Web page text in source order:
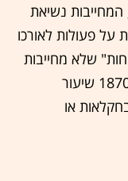
המחייבות נשיאת
פעולות לאורכו
שלא מחייבות
זאת. מנתוניו עולה כי בין השנים 1870-1940 שיעור
או